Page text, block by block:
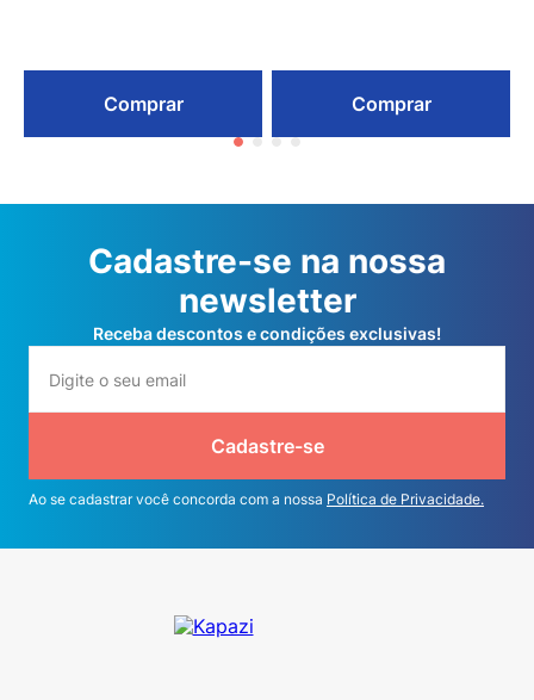
Comprar Comprar
Cadastre-se na nossa
newsletter
Receba descontos e condições exclusivas!
Cadastre-se
Ao se cadastrar você concorda com a nossa Política de Privacidade.